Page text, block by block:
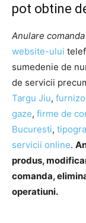
pot obtine
Anulare
website-ului
sumedenie de
de servicii
Targu Jiu,
gaze, firme de
Bucuresti,
servicii online.
produs,
comanda,
operatiuni.